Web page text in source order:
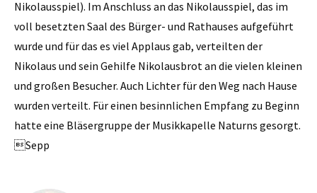
­Nikolausspiel). Im Anschluss an das Nikolausspiel, das im
voll besetzten Saal des Bürger- und Rathauses aufgeführt
wurde und für das es viel Applaus gab, verteilten der
Nikolaus und sein Gehilfe Nikolausbrot an die vielen kleinen
und großen Besucher. Auch Lichter für den Weg nach Hause
wurden verteilt. Für einen besinnlichen Empfang zu Beginn
hatte eine Bläsergruppe der Musikkapelle Naturns gesorgt.
Sepp